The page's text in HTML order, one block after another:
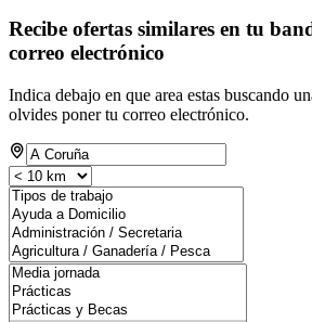
Recibe ofertas similares en tu
correo electrónico
Indica debajo en que area estas buscando
olvides poner tu correo electrónico.